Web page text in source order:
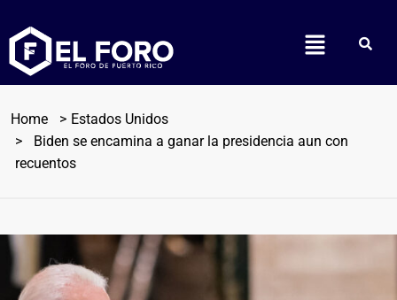
Home
Estados Unidos
Biden se encamina a ganar la presidencia aun con
recuentos